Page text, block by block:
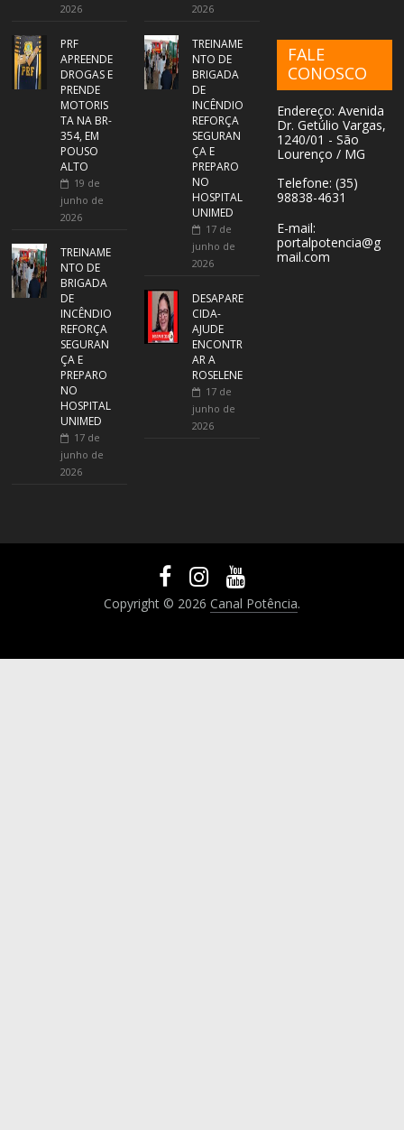
2026
PRF
APREENDE
DROGAS E
PRENDE
MOTORIS
TA NA BR-
354, EM
POUSO
ALTO
19 de
junho de
2026
TREINAME
NTO DE
BRIGADA
DE
INCÊNDIO
REFORÇA
SEGURAN
ÇA E
PREPARO
NO
HOSPITAL
UNIMED
17 de
junho de
2026
2026
TREINAME
NTO DE
BRIGADA
DE
INCÊNDIO
REFORÇA
SEGURAN
ÇA E
PREPARO
NO
HOSPITAL
UNIMED
17 de
junho de
2026
DESAPARE
CIDA-
AJUDE
ENCONTR
AR A
ROSELENE
17 de
junho de
2026
FALE
CONOSCO
Endereço: Avenida
Dr. Getúlio Vargas,
1240/01 - São
Lourenço / MG
Telefone: (35)
98838-4631
E-mail:
portalpotencia@g
mail.com
Copyright © 2026 Canal Potência.